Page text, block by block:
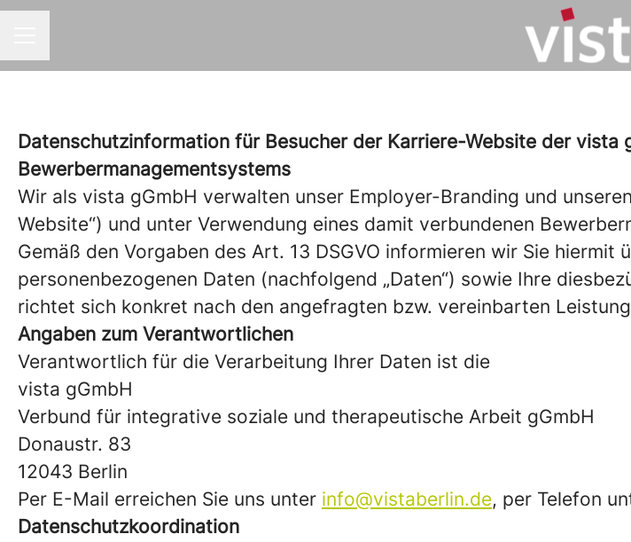
Datenschutzinformation für Besucher der Karriere-Website der vista
Bewerbermanagementsystems
Wir als vista gGmbH verwalten unser Employer-Branding und
Website“) und unter Verwendung eines damit verbundenen
Gemäß den Vorgaben des Art. 13 DSGVO informieren wir Sie
personenbezogenen Daten (nachfolgend „Daten“) sowie Ihre
richtet sich konkret nach den angefragten bzw. vereinbarten
Angaben zum Verantwortlichen
Verantwortlich für die Verarbeitung Ihrer Daten ist die
vista gGmbH
Verbund für integrative soziale und therapeutische Arbeit gGmbH
Donaustr. 83
12043 Berlin
Per E-Mail erreichen Sie uns unter info@vistaberlin.de, per Telefon
Datenschutzkoordination